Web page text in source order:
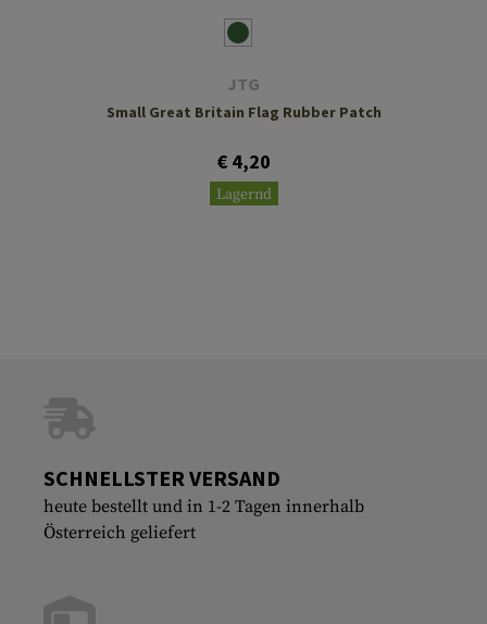
JTG
Small Great Britain Flag Rubber Patch
€ 4,20
Lagernd
SCHNELLSTER VERSAND
heute bestellt und in 1-2 Tagen innerhalb
Österreich geliefert